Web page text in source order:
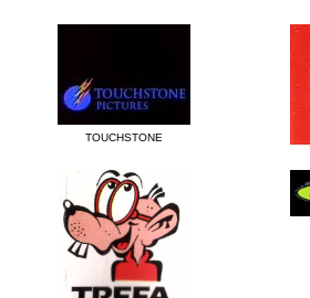
TOUCHSTONE